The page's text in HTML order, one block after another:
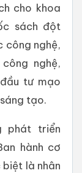
cho khoa
sách đột
công nghệ,
nghệ,
tư mạo
tạo.
phát triển
hành cơ
là nhân